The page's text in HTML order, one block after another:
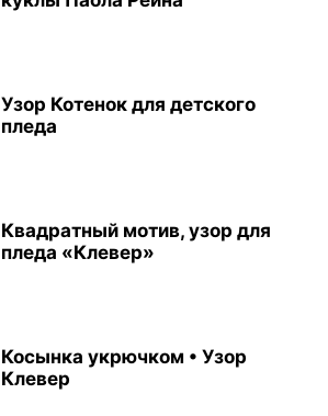
Узор Котенок для детского
пледа
Квадратный мотив, узор для
пледа «Клевер»
Косынка укрючком • Узор
Клевер